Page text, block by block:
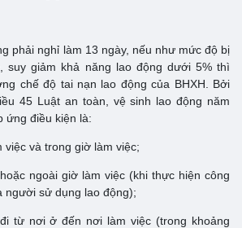
phải nghỉ làm 13 ngày, nếu như mức độ bị
suy giảm khả năng lao động dưới 5% thì
chế độ tai nạn lao động của BHXH. Bởi
45 Luật an toàn, vệ sinh lao động năm
ứng điều kiện là:
việc và trong giờ làm việc;
ngoài giờ làm việc (khi thực hiện công
người sử dụng lao động);
từ nơi ở đến nơi làm việc (trong khoảng